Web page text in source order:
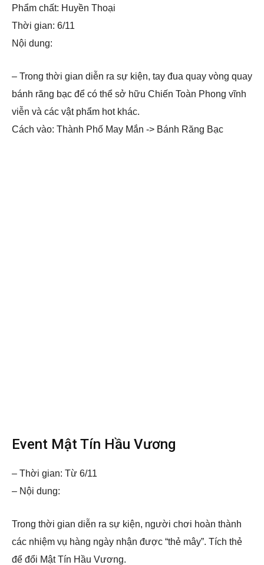
Phẩm chất: Huyền Thoại
Thời gian: 6/11
Nội dung:
– Trong thời gian diễn ra sự kiện, tay đua quay vòng quay
bánh răng bạc để có thể sở hữu Chiến Toàn Phong vĩnh
viễn và các vật phẩm hot khác.
Cách vào: Thành Phố May Mắn -> Bánh Răng Bạc
Event Mật Tín Hầu Vương
– Thời gian: Từ 6/11
– Nội dung:
Trong thời gian diễn ra sự kiện, người chơi hoàn thành
các nhiệm vụ hàng ngày nhận được “thẻ mây”. Tích thẻ
để đổi Mật Tín Hầu Vương.